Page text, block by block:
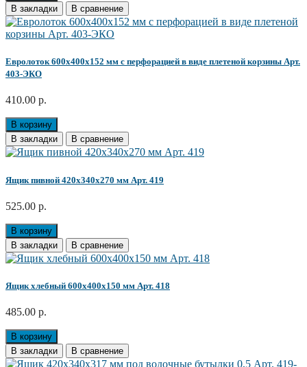
В закладки
В сравнение
Евролоток 600x400x152 мм с перфорацией в виде плетеной корзины Арт.
403-ЭКО
410.00 р.
В корзину
В закладки
В сравнение
Ящик пивной 420x340x270 мм Арт. 419
525.00 р.
В корзину
В закладки
В сравнение
Ящик хлебный 600x400x150 мм Арт. 418
485.00 р.
В корзину
В закладки
В сравнение